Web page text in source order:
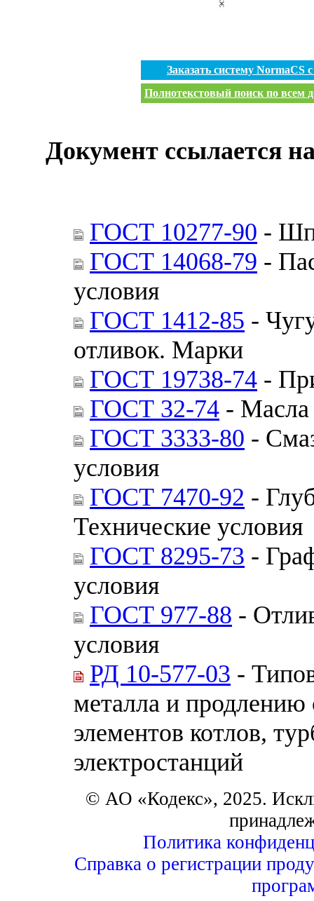
Заказать систему
Полнотекстовый поиск по всем
Документ ссылается
ГОСТ 10277-90 -
ГОСТ 14068-79 -
условия
ГОСТ 1412-85 -
отливок. Марки
ГОСТ 19738-74 -
ГОСТ 32-74 - Масла
ГОСТ 3333-80 -
условия
ГОСТ 7470-92 -
Технические условия
ГОСТ 8295-73 -
условия
ГОСТ 977-88 -
условия
РД 10-577-03 -
металла и
элементов котлов,
электростанций
© АО «Кодекс», 2025.
Политика
Справка о регистрации